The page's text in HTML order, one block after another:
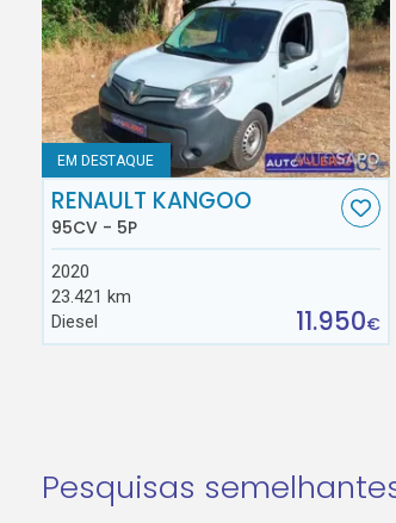
EM DESTAQUE
RENAULT KANGOO
95CV - 5P
2020
23.421 km
Diesel
11.950€
Pesquisas